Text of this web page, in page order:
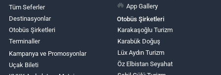
Tüm Seferler
Destinasyonlar
Otobüs Şirketleri
Terminaller
Kampanya ve Promosyonlar
Uçak Bileti
App Gallery
Otobüs Şirketleri
Karakaşoğlu Turizm
Karabük Doğuş
Lüx Aydın Turizm
Öz Elbistan Seyahat